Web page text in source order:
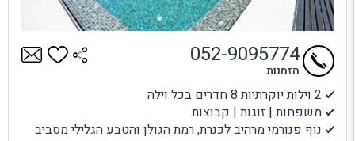
2 וילות יוקרתיות 8 חדרים בכל וילה
משפחות | זוגות | קבוצות
נוף פנורמי מרהיב לכנרת, רמת הגולן והטבע הגלילי מסביב
052-9095774
הזמנות